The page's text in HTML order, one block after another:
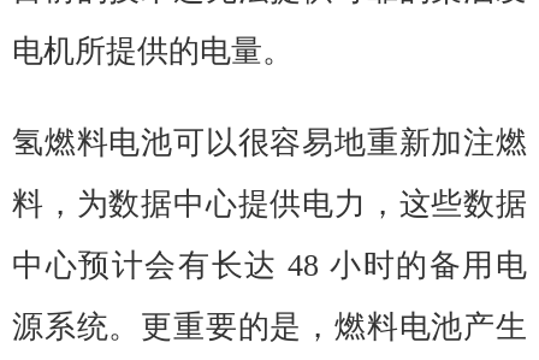
电机所提供的电量。
氢燃料电池可以很容易地重新加注燃
料，为数据中心提供电力，这些数据
中心预计会有长达 48 小时的备用电
源系统。更重要的是，燃料电池产生